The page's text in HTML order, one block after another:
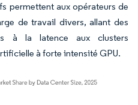
permettent aux opérateurs de
de travail divers, allant des
à la latence aux clusters
à forte intensité GPU.